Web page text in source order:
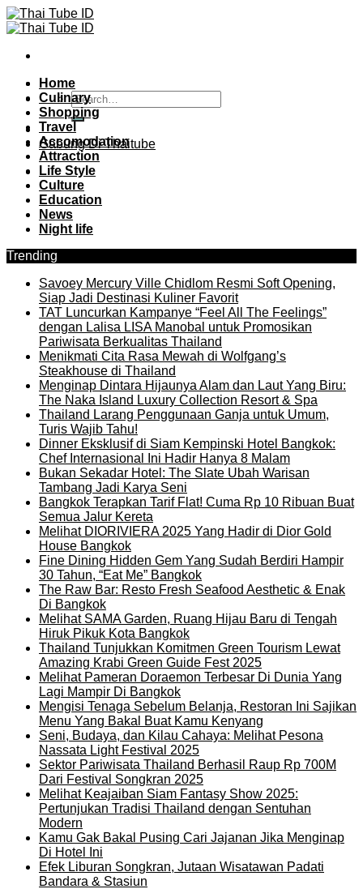
Skip
to
Gabung Di Thaitube
Home
Culinary
Shopping
Travel
Accomodation
Attraction
Life Style
Culture
Education
News
Night life
Trending
Savoey Mercury Ville Chidlom Resmi Soft Opening,
Siap Jadi Destinasi Kuliner Favorit
TAT Luncurkan Kampanye “Feel All The Feelings”
dengan Lalisa LISA Manobal untuk Promosikan
Pariwisata Berkualitas Thailand
Menikmati Cita Rasa Mewah di Wolfgang’s
Steakhouse di Thailand
Menginap Dintara Hijaunya Alam dan Laut Yang Biru:
The Naka Island Luxury Collection Resort & Spa
Thailand Larang Penggunaan Ganja untuk Umum,
Turis Wajib Tahu!
Dinner Eksklusif di Siam Kempinski Hotel Bangkok:
Chef Internasional Ini Hadir Hanya 8 Malam
Bukan Sekadar Hotel: The Slate Ubah Warisan
Tambang Jadi Karya Seni
Bangkok Terapkan Tarif Flat! Cuma Rp 10 Ribuan Buat
Semua Jalur Kereta
Melihat DIORIVIERA 2025 Yang Hadir di Dior Gold
House Bangkok
Fine Dining Hidden Gem Yang Sudah Berdiri Hampir
30 Tahun, “Eat Me” Bangkok
The Raw Bar: Resto Fresh Seafood Aesthetic & Enak
Di Bangkok
Melihat SAMA Garden, Ruang Hijau Baru di Tengah
Hiruk Pikuk Kota Bangkok
Thailand Tunjukkan Komitmen Green Tourism Lewat
Amazing Krabi Green Guide Fest 2025
Melihat Pameran Doraemon Terbesar Di Dunia Yang
Lagi Mampir Di Bangkok
Mengisi Tenaga Sebelum Belanja, Restoran Ini Sajikan
Menu Yang Bakal Buat Kamu Kenyang
Seni, Budaya, dan Kilau Cahaya: Melihat Pesona
Nassata Light Festival 2025
Sektor Pariwisata Thailand Berhasil Raup Rp 700M
Dari Festival Songkran 2025
Melihat Keajaiban Siam Fantasy Show 2025:
Pertunjukan Tradisi Thailand dengan Sentuhan
Modern
Kamu Gak Bakal Pusing Cari Jajanan Jika Menginap
Di Hotel Ini
Efek Liburan Songkran, Jutaan Wisatawan Padati
Bandara & Stasiun